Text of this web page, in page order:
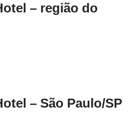
– região do
– São Paulo/SP